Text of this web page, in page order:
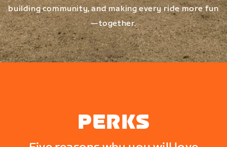
building community, and making every ride more fun
—together.
PERKS